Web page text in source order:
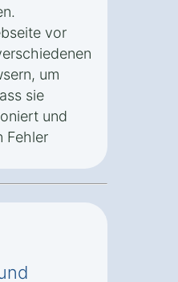
vor
um
sie
und
Fehler